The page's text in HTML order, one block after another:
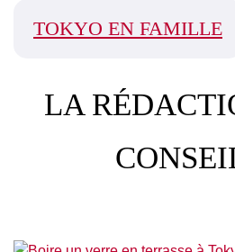
TOKYO EN FAMILLE
LA